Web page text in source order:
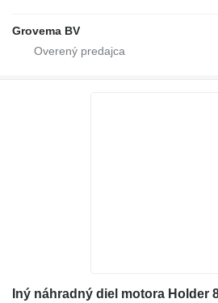
Grovema BV